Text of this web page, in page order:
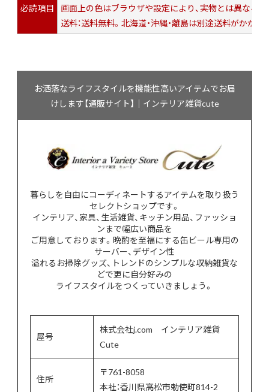
必読項目
画面上の色はブラウザや設定により、実物とは異なる
送料：送料無料。北海道・沖縄・離島は別途送料がかかり
お洒落なライフスタイルを機能性高いアイテムでお届
けします【通販サイト】｜インテリア雑貨cute
暮らしを自由にコーディネートするアイテムを取り扱う
セレクトショップです。
インテリア、家具、生活雑貨、キッチン用品、ファッショ
ンまで幅広い商品を
ご用意しております。晩酌を至福にする缶ビール専用の
サーバー、デザイン性
溢れるお掃除グッズ、トレンドのシンプルな収納雑貨な
どで更に自分好みの
ライフスタイルをつくっていきましょう。
屋号
株式会社j.com インテリア雑貨
Cute
住所
〒761-8058
本社：香川県高松市勅使町814-2